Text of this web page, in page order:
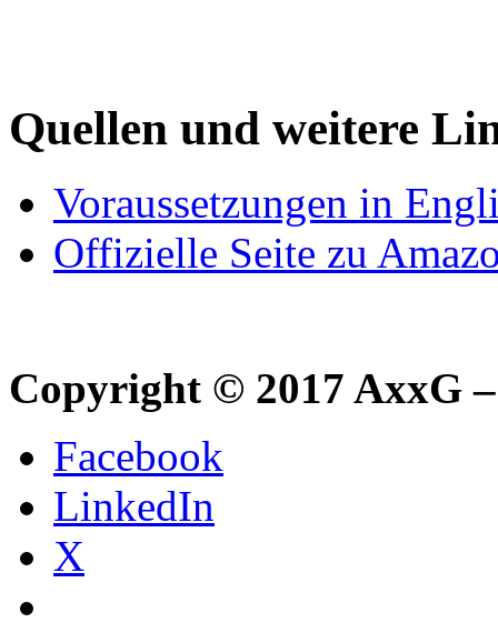
Quellen und weitere
Voraussetzungen in
Offizielle Seite zu
Copyright © 2017 AxxG
Facebook
LinkedIn
X